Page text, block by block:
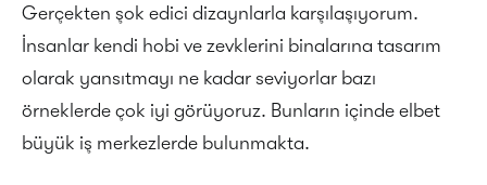
Gerçekten şok edici dizaynlarla karşılaşıyorum.
İnsanlar kendi hobi ve zevklerini binalarına tasarım
olarak yansıtmayı ne kadar seviyorlar bazı
örneklerde çok iyi görüyoruz. Bunların içinde elbet
büyük iş merkezlerde bulunmakta.